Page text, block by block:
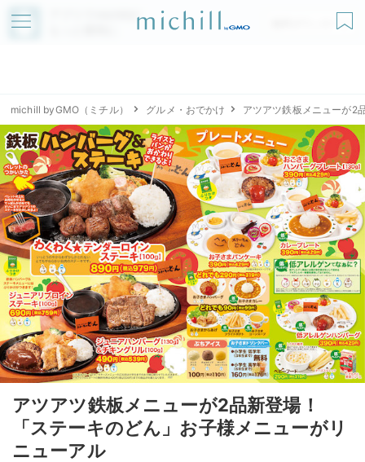
アプリでmichillが
無料ダウンロード
michill byGMO（ミチル） グルメ・おでかけ アツアツ鉄板メニューが2
アツアツ鉄板メニューが2品新登場！
「ステーキのどん」お子様メニューがリ
ニューアル